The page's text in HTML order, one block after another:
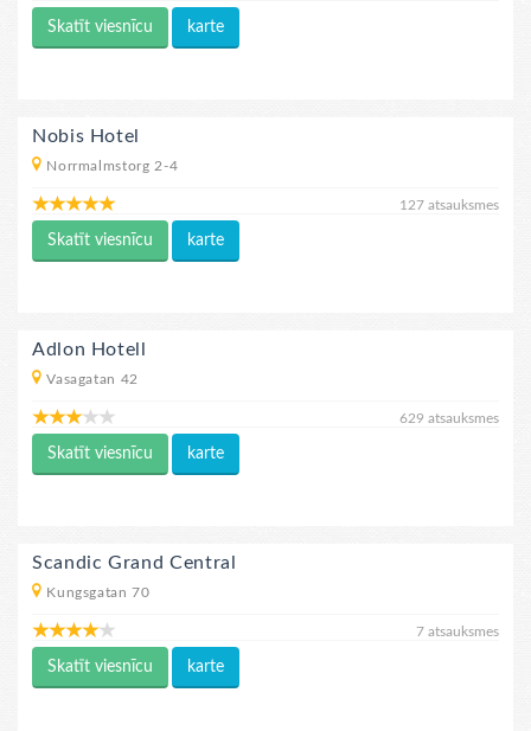
Skatīt viesnīcu karte
Nobis Hotel
Norrmalmstorg 2-4
127 atsauksmes
Skatīt viesnīcu karte
Adlon Hotell
Vasagatan 42
629 atsauksmes
Skatīt viesnīcu karte
Scandic Grand Central
Kungsgatan 70
7 atsauksmes
Skatīt viesnīcu karte